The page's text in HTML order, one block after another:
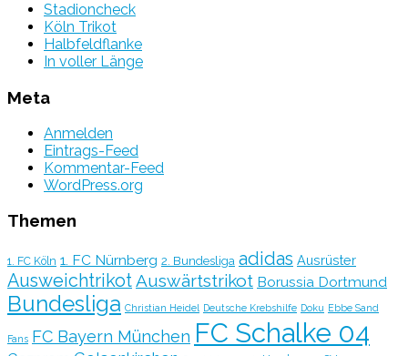
Stadioncheck
Köln Trikot
Halbfeldflanke
In voller Länge
Meta
Anmelden
Eintrags-Feed
Kommentar-Feed
WordPress.org
Themen
1. FC Köln 1. FC Nürnberg 2. Bundesliga adidas Ausrüster
AusweichtrikotAuswärtstrikot Borussia Dortmund
Bundesliga Christian Heidel Deutsche Krebshilfe Doku Ebbe Sand
Fans FC Bayern München FC Schalke 04